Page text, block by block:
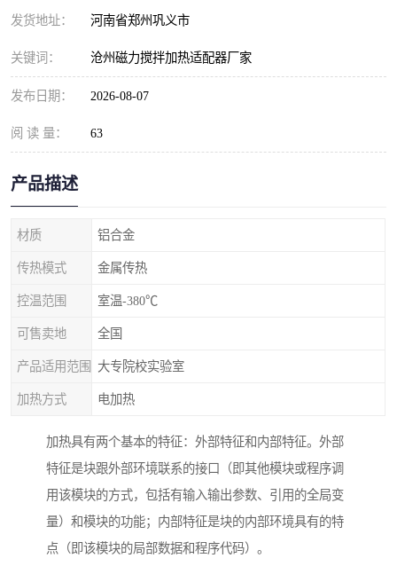
发货地址： 河南省郑州巩义市
关键词： 沧州磁力搅拌加热适配器厂家
发布日期： 2026-08-07
阅 读 量： 63
产品描述
材质 铝合金
传热模式 金属传热
控温范围 室温-380℃
可售卖地 全国
产品适用范围 大专院校实验室
加热方式 电加热
加热具有两个基本的特征：外部特征和内部特征。外部
特征是块跟外部环境联系的接口（即其他模块或程序调
用该模块的方式，包括有输入输出参数、引用的全局变
量）和模块的功能；内部特征是块的内部环境具有的特
点（即该模块的局部数据和程序代码）。